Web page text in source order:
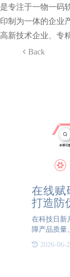
是专注于一物一码
印制为一体的企业
高新技术企业、专
Back
在线赋
打造防
在科技日新
障产品质量
智能的特点
2026-06-